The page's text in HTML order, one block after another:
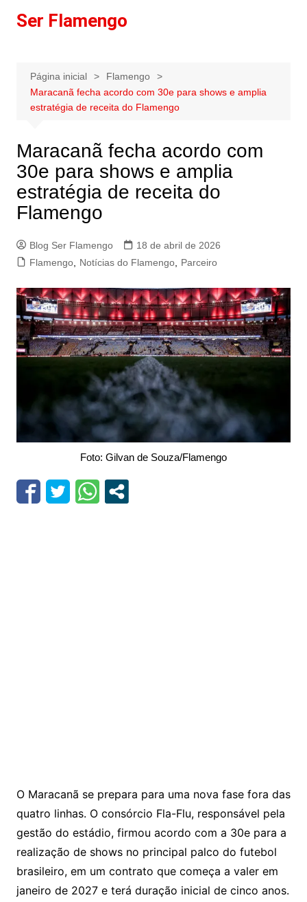
paraSer Flamengo
Página inicial
Flamengo
Maracanã fecha acordo com 30e para shows e amplia
estratégia de receita do Flamengo
Maracanã fecha acordo com
30e para shows e amplia
estratégia de receita do
Flamengo
Blog Ser Flamengo
18 de abril de 2026
Flamengo, Notícias do Flamengo, Parceiro
Foto: Gilvan de Souza/Flamengo
O Maracanã se prepara para uma nova fase fora das
quatro linhas. O consórcio Fla-Flu, responsável pela
gestão do estádio, firmou acordo com a 30epara a
realização de shows no principal palco do futebol
brasileiro, em um contrato que começa a valer em
janeiro de 2027 e terá duração inicial de cinco anos.